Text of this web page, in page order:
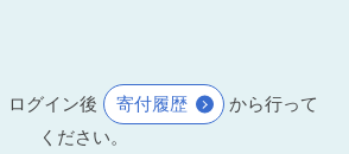
ログイン後 寄付履歴
から行って
ください。